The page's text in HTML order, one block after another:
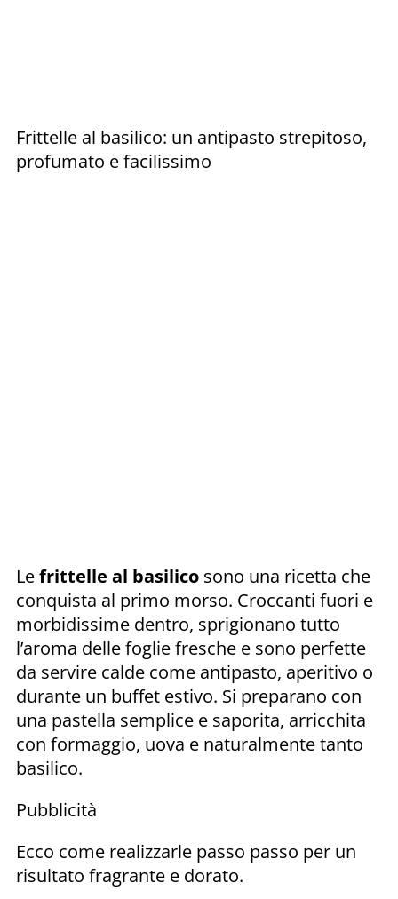
Frittelle al basilico: un antipasto strepitoso,
profumato e facilissimo
Lefrittelle al basilico sono una ricetta che
conquista al primo morso. Croccanti fuori e
morbidissime dentro, sprigionano tutto
l’aroma delle foglie fresche e sono perfette
da servire calde come antipasto, aperitivo o
durante un buffet estivo. Si preparano con
una pastella semplice e saporita, arricchita
con formaggio, uova e naturalmente tanto
basilico.
Pubblicità
Ecco come realizzarle passo passo per un
risultato fragrante e dorato.